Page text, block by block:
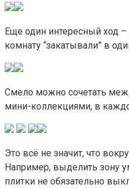
Еще один интересный ход
комнату “закатывали” в
Смело можно сочетать
мини-коллекциями, в
Это всё не значит, что
Например, выделить зону
плитки не обязательно